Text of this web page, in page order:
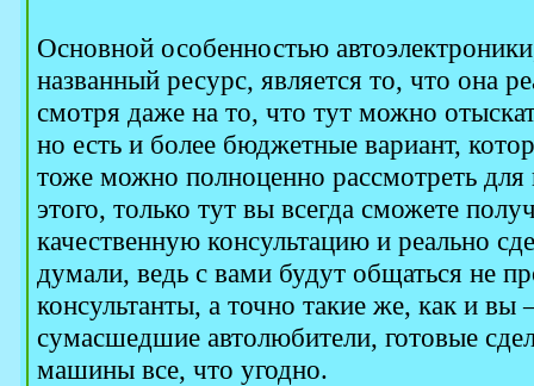
Основной особенностью
названный ресурс, является то, что она
смотря даже на то, что тут можно
но есть и более бюджетные вариант,
тоже можно полноценно рассмотреть
этого, только тут вы всегда сможете
качественную консультацию и реально
думали, ведь с вами будут общаться не
консультанты, а точно такие же, как и вы
сумасшедшие автолюбители, готовые
машины все, что угодно.